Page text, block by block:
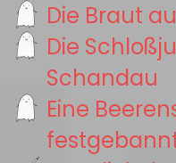
Die Braut
Die
Schandau
Eine